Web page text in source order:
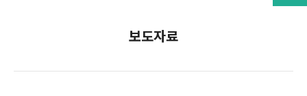
보도자료